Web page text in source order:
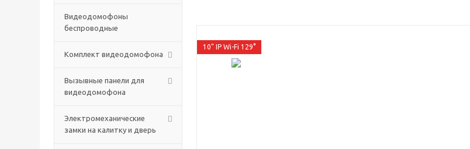
Видеодомофоны
беспроводные
Комплект видеодомофона
Вызывные панели для
видеодомофона
Электромеханические
замки на калитку и дверь
10" IP Wi-Fi 129°